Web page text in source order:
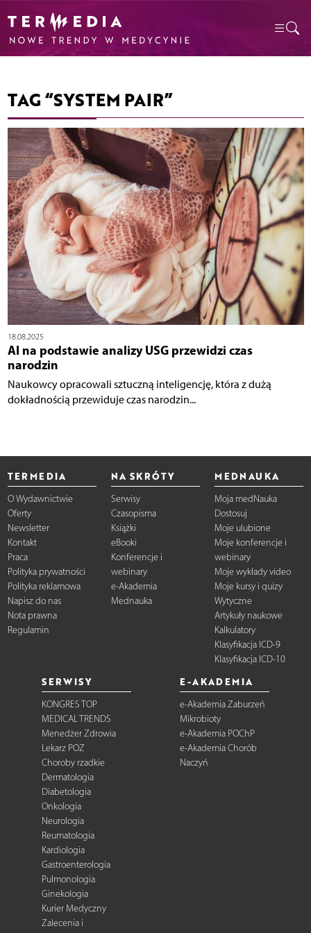
TAG “SYSTEM PAIR”
18.08.2025
AI na podstawie analizy USG przewidzi czas
narodzin
Naukowcy opracowali sztuczną inteligencję, która z dużą
dokładnością przewiduje czas narodzin...
TERMEDIA
O Wydawnictwie
Oferty
Newsletter
Kontakt
Praca
Polityka prywatności
Polityka reklamowa
Napisz do nas
Nota prawna
Regulamin
NA SKRÓTY
Serwisy
Czasopisma
Książki
eBooki
Konferencje i
webinary
e-Akademia
Mednauka
MEDNAUKA
Moja medNauka
Dostosuj
Moje ulubione
Moje konferencje i
webinary
Moje wykłady video
Moje kursy i quizy
Wytyczne
Artykuły naukowe
Kalkulatory
Klasyfikacja ICD-9
Klasyfikacja ICD-10
SERWISY
KONGRES TOP
MEDICAL TRENDS
Menedżer Zdrowia
Lekarz POZ
Choroby rzadkie
Dermatologia
Diabetologia
Onkologia
Neurologia
Reumatologia
Kardiologia
Gastroenterologia
Pulmonologia
Ginekologia
Kurier Medyczny
Zalecenia i
E-AKADEMIA
e-Akademia Zaburzeń
Mikrobioty
e-Akademia POChP
e-Akademia Chorób
Naczyń